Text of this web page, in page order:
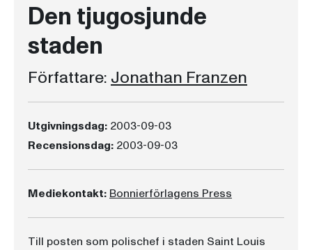
Den tjugosjunde
staden
Författare: Jonathan Franzen
Utgivningsdag: 2003-09-03
Recensionsdag: 2003-09-03
Mediekontakt: Bonnierförlagens Press
Till posten som polischef i staden Saint Louis